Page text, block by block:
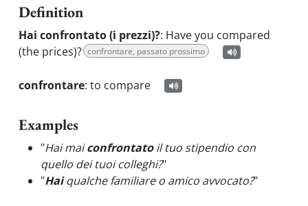
Definition
Hai confrontato (i prezzi)?: Have you compared
(the prices)? confrontare, passato prossimo
confrontare: to compare
Examples
"Hai maiconfrontatoil tuo stipendio con
quello dei tuoi colleghi?"
"Haiqualche familiare o amico avvocato?"